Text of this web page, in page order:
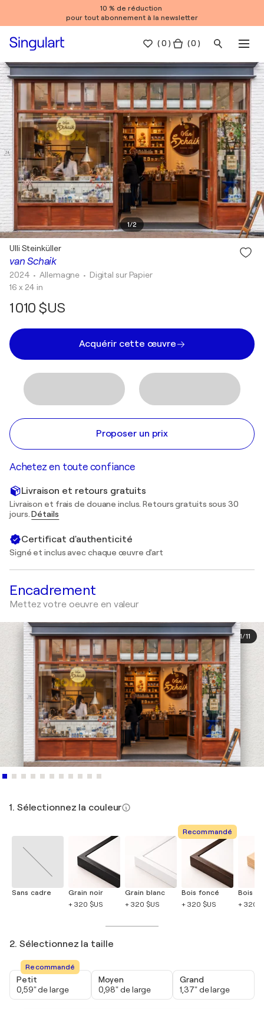
10 % de réduction
pour tout abonnement à la newsletter
(0 ) ( 0 )
1/2
van Schaik
Ulli Steinküller
2024 • Allemagne • Digital sur Papier
16 x 24 in
1 010 $US
Acquérir cette œuvre
Proposer un prix
Achetez en toute confiance
Livraison et retours gratuits
Livraison et frais de douane inclus. Retours gratuits sous 30
jours.Détails
Certificat d'authenticité
Signé et inclus avec chaque œuvre d'art
Encadrement
Mettez votre oeuvre en valeur
1/11
1. Sélectionnez la couleur
Sans cadre
Grain noir
+ 320 $US
Grain blanc
+ 320 $US
Recommandé
Bois foncé
+ 320 $US
Bois
+ 320
2. Sélectionnez la taille
Recommandé
Petit
0,59" de large
Moyen
0,98" de large
Grand
1,37" de large